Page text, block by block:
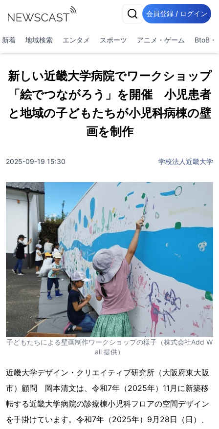
会員登録 / ログイン
新着 地域検索 エンタメ スポーツ アニメ・ゲーム BtoB・
新しい近畿大学病院でワークショップ
「絵でつながろう」を開催 小児患者
と地域の子どもたちが小児科病棟の壁
画を制作
2025-09-19 15:30 学校法人近畿大学
子どもたちによる壁画制作ワークショップの様子（株式会社Add W
all 提供）
近畿大学デザイン・クリエイティブ研究所（大阪府東大阪
市）顧問 岡本清文は、令和7年（2025年）11月に新築移
転する近畿大学病院の診療棟小児科フロアの空間デザイン
を手掛けています。令和7年（2025年）9月28日（日）、